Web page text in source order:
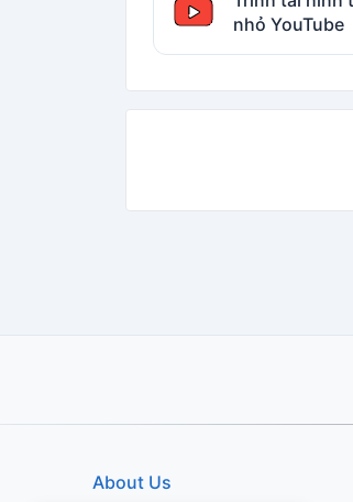
nhỏ YouTube
About Us